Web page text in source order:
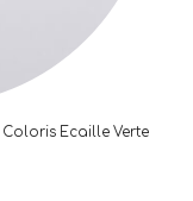
Coloris Ecaille Verte